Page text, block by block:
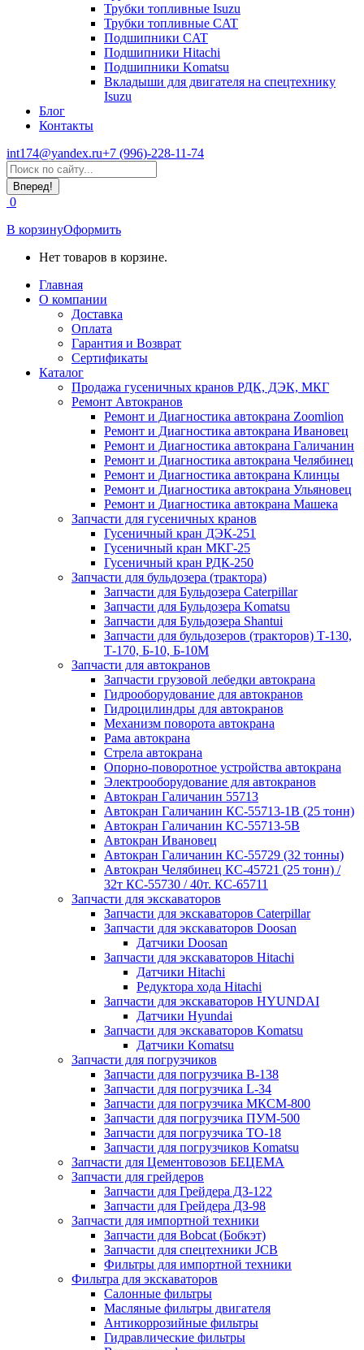
Трубки топливные Isuzu
Трубки топливные CAT
Подшипники CAT
Подшипники Hitachi
Подшипники Komatsu
Вкладыши для двигателя на спецтехнику
Isuzu
Блог
Контакты
int174@yandex.ru+7 (996)-228-11-74
Страница
WhatsApp
открывается
в
новом
окне
Поиск:
0
В корзинуОформить
Нет товаров в корзине.
Главная
О компании
Доставка
Оплата
Гарантия и Возврат
Сертификаты
Каталог
Продажа гусеничных кранов РДК, ДЭК, МКГ
Ремонт Автокранов
Ремонт и Диагностика автокрана Zoomlion
Ремонт и Диагностика автокрана Ивановец
Ремонт и Диагностика автокрана Галичанин
Ремонт и Диагностика автокрана Челябинец
Ремонт и Диагностика автокрана Клинцы
Ремонт и Диагностика автокрана Ульяновец
Ремонт и Диагностика автокрана Машека
Запчасти для гусеничных кранов
Гусеничный кран ДЭК-251
Гусеничный кран МКГ-25
Гусеничный кран РДК-250
Запчасти для бульдозера (трактора)
Запчасти для Бульдозера Caterpillar
Запчасти для Бульдозера Komatsu
Запчасти для Бульдозера Shantui
Запчасти для бульдозеров (тракторов) Т-130,
Т-170, Б-10, Б-10М
Запчасти для автокранов
Запчасти грузовой лебедки автокрана
Гидрооборудование для автокранов
Гидроцилиндры для автокранов
Механизм поворота автокрана
Рама автокрана
Стрела автокрана
Опорно-поворотное устройства автокрана
Электрооборудование для автокранов
Автокран Галичанин 55713
Автокран Галичанин КС-55713-1В (25 тонн)
Автокран Галичанин КС-55713-5В
Автокран Ивановец
Автокран Галичанин КС-55729 (32 тонны)
Автокран Челябинец КС-45721 (25 тонн) /
32т КС-55730 / 40т. КС-65711
Запчасти для экскаваторов
Запчасти для экскаваторов Caterpillar
Запчасти для экскаваторов Doosan
Датчики Doosan
Запчасти для экскаваторов Hitachi
Датчики Hitachi
Редуктора хода Hitachi
Запчасти для экскаваторов HYUNDAI
Датчики Hyundai
Запчасти для экскаваторов Komatsu
Датчики Komatsu
Запчасти для погрузчиков
Запчасти для погрузчика B-138
Запчасти для погрузчика L-34
Запчасти для погрузчика МКСМ-800
Запчасти для погрузчика ПУМ-500
Запчасти для погрузчика ТО-18
Запчасти для погрузчиков Komatsu
Запчасти для Цементовозов БЕЦЕМА
Запчасти для грейдеров
Запчасти для Грейдера ДЗ-122
Запчасти для Грейдера ДЗ-98
Запчасти для импортной техники
Запчасти для Bobcat (Бобкэт)
Запчасти для спецтехники JCB
Фильтры для импортной техники
Фильтра для экскаваторов
Салонные фильтры
Масляные фильтры двигателя
Антикоррозийные фильтры
Гидравлические фильтры